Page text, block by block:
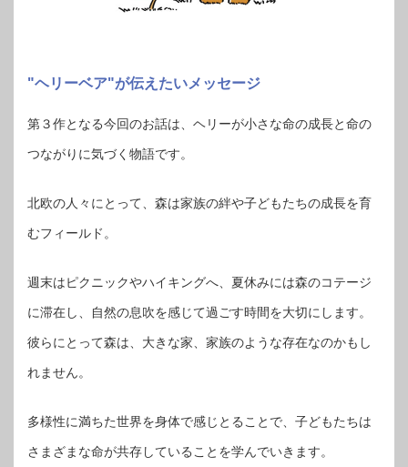
"ヘリーベア"が伝えたいメッセージ
第３作となる今回のお話は、ヘリーが小さな命の成長と命の
つながりに気づく物語です。
北欧の人々にとって、森は家族の絆や子どもたちの成長を育
むフィールド。
週末はピクニックやハイキングへ、夏休みには森のコテージ
に滞在し、自然の息吹を感じて過ごす時間を大切にします。
彼らにとって森は、大きな家、家族のような存在なのかもし
れません。
多様性に満ちた世界を身体で感じとることで、子どもたちは
さまざまな命が共存していることを学んでいきます。